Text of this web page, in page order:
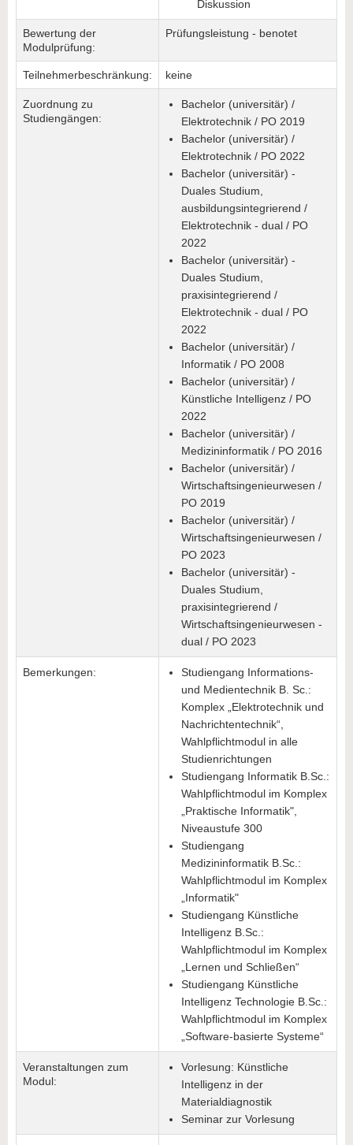
Diskussion
Bewertung der
Modulprüfung:
Prüfungsleistung - benotet
Teilnehmerbeschränkung: keine
Zuordnung zu
Studiengängen:
Bachelor (universitär) /
Elektrotechnik / PO 2019
Bachelor (universitär) /
Elektrotechnik / PO 2022
Bachelor (universitär) -
Duales Studium,
ausbildungsintegrierend /
Elektrotechnik - dual / PO
2022
Bachelor (universitär) -
Duales Studium,
praxisintegrierend /
Elektrotechnik - dual / PO
2022
Bachelor (universitär) /
Informatik / PO 2008
Bachelor (universitär) /
Künstliche Intelligenz / PO
2022
Bachelor (universitär) /
Medizininformatik / PO 2016
Bachelor (universitär) /
Wirtschaftsingenieurwesen /
PO 2019
Bachelor (universitär) /
Wirtschaftsingenieurwesen /
PO 2023
Bachelor (universitär) -
Duales Studium,
praxisintegrierend /
Wirtschaftsingenieurwesen -
dual / PO 2023
Bemerkungen:
Studiengang Informations-
und Medientechnik B. Sc.:
Komplex „Elektrotechnik und
Nachrichtentechnik“,
Wahlpflichtmodul in alle
Studienrichtungen
Studiengang Informatik B.Sc.:
Wahlpflichtmodul im Komplex
„Praktische Informatik",
Niveaustufe 300
Studiengang
Medizininformatik B.Sc.:
Wahlpflichtmodul im Komplex
„Informatik"
Studiengang Künstliche
Intelligenz B.Sc.:
Wahlpflichtmodul im Komplex
„Lernen und Schließen“
Studiengang Künstliche
Intelligenz Technologie B.Sc.:
Wahlpflichtmodul im Komplex
„Software-basierte Systeme“
Veranstaltungen zum
Modul:
Vorlesung: Künstliche
Intelligenz in der
Materialdiagnostik
Seminar zur Vorlesung